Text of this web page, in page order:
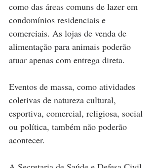
como das áreas comuns de lazer em
condomínios residenciais e
comerciais. As lojas de venda de
alimentação para animais poderão
atuar apenas com entrega direta.
Eventos de massa, como atividades
coletivas de natureza cultural,
esportiva, comercial, religiosa, social
ou política, também não poderão
acontecer.